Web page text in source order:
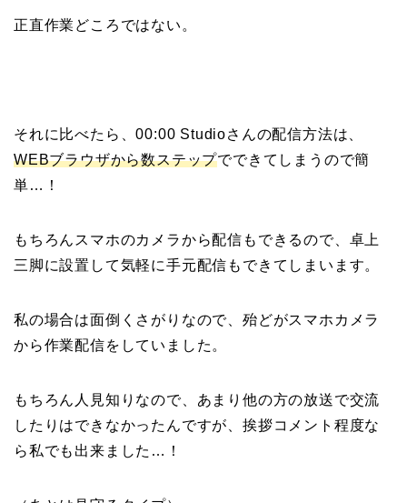
正直作業どころではない。
それに比べたら、00:00 Studioさんの配信方法は、
WEBブラウザから数ステップでできてしまうので簡
単…！
もちろんスマホのカメラから配信もできるので、卓上
三脚に設置して気軽に手元配信もできてしまいます。
私の場合は面倒くさがりなので、殆どがスマホカメラ
から作業配信をしていました。
もちろん人見知りなので、あまり他の方の放送で交流
したりはできなかったんですが、挨拶コメント程度な
ら私でも出来ました…！